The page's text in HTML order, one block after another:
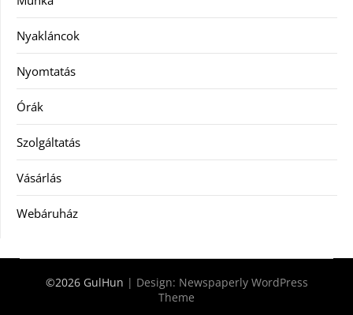
Nyakláncok
Nyomtatás
Órák
Szolgáltatás
Vásárlás
Webáruház
©2026 GulHun | Design: Newspaperly WordPress
Theme